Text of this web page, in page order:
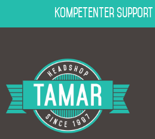
Kompetenter Support